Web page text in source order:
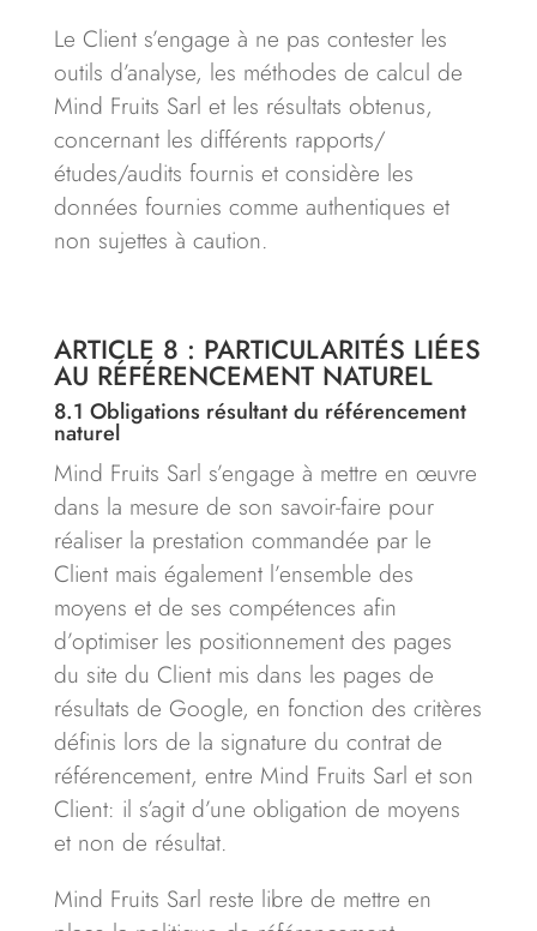
Le Client s’engage à ne pas contester les
outils d’analyse, les méthodes de calcul de
Mind Fruits Sarl et les résultats obtenus,
concernant les différents rapports/
études/audits fournis et considère les
données fournies comme authentiques et
non sujettes à caution.
ARTICLE 8 : PARTICULARITÉS LIÉES
AU RÉFÉRENCEMENT NATUREL
8.1 Obligations résultant du référencement
naturel
Mind Fruits Sarl s’engage à mettre en œuvre
dans la mesure de son savoir-faire pour
réaliser la prestation commandée par le
Client mais également l’ensemble des
moyens et de ses compétences afin
d’optimiser les positionnement des pages
du site du Client mis dans les pages de
résultats de Google, en fonction des critères
définis lors de la signature du contrat de
référencement, entre Mind Fruits Sarl et son
Client: il s’agit d’une obligation de moyens
et non de résultat.
Mind Fruits Sarl reste libre de mettre en